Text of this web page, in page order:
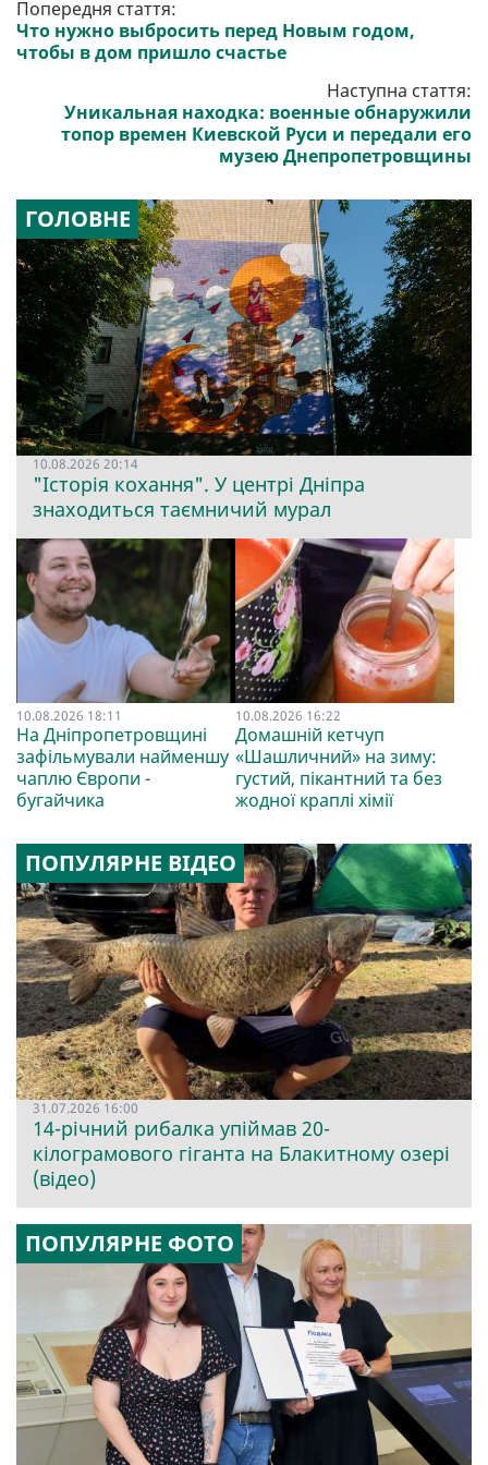
Попередня стаття:
Что нужно выбросить перед Новым годом,
чтобы в дом пришло счастье
Наступна стаття:
Уникальная находка: военные обнаружили
топор времен Киевской Руси и передали его
музею Днепропетровщины
ГОЛОВНЕ
10.08.2026 20:14
"Історія кохання". У центрі Дніпра
знаходиться таємничий мурал
10.08.2026 18:11
На Дніпропетровщині
зафільмували найменшу
чаплю Європи -
бугайчика
10.08.2026 16:22
Домашній кетчуп
«Шашличний» на зиму:
густий, пікантний та без
жодної краплі хімії
ПОПУЛЯРНЕ ВІДЕО
31.07.2026 16:00
14-річний рибалка упіймав 20-
кілограмового гіганта на Блакитному озері
(відео)
ПОПУЛЯРНЕ ФОТО